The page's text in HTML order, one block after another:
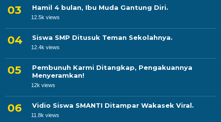
Hamil 4 bulan, Ibu Muda Gantung Diri.
12.5k views
Siswa SMP Ditusuk Teman Sekolahnya.
12.4k views
Pembunuh Karmi Ditangkap, Pengakuannya
Menyeramkan!
12k views
Vidio Siswa SMANTI Ditampar Wakasek Viral.
11.8k views